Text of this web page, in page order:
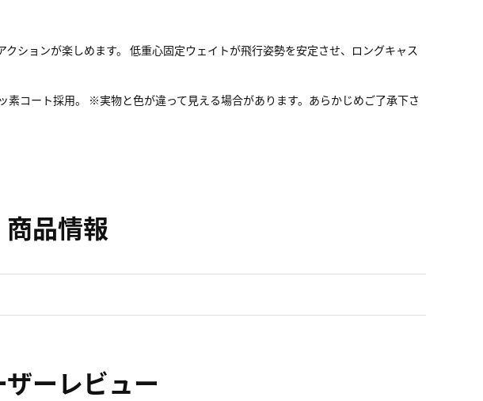
ションが楽しめます。 低重心固定ウェイトが飛行姿勢を安定させ、ロングキャス
コート採用。 ※実物と色が違って見える場合があります。あらかじめご了承下さ
商品情報
ザーレビュー